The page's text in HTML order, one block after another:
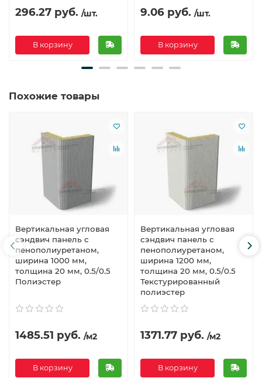
296.27 руб. /шт.
В корзину
9.06 руб. /шт.
В корзину
Похожие товары
Вертикальная угловая
сэндвич панель с
пенополиуретаном,
ширина 1000 мм,
толщина 20 мм, 0.5/0.5
Полиэстер
1485.51 руб. /м2
В корзину
Вертикальная угловая
сэндвич панель с
пенополиуретаном,
ширина 1200 мм,
толщина 20 мм, 0.5/0.5
Текстурированный
полиэстер
1371.77 руб. /м2
В корзину